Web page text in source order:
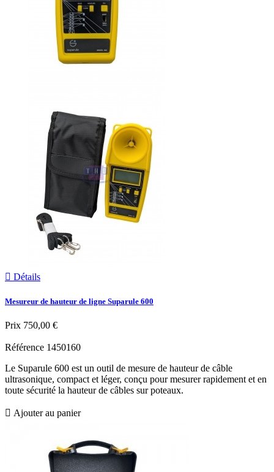
 Détails
Mesureur de hauteur de ligne Suparule 600
Prix 750,00 €
Référence 1450160
Le Suparule 600 est un outil de mesure de hauteur de câble
ultrasonique, compact et léger, conçu pour mesurer rapidement et en
toute sécurité la hauteur de câbles sur poteaux.
 Ajouter au panier